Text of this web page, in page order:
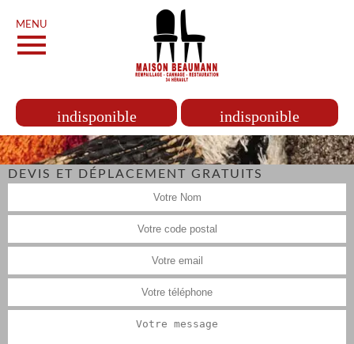
MENU
indisponible indisponible
DEVIS ET DÉPLACEMENT GRATUITS